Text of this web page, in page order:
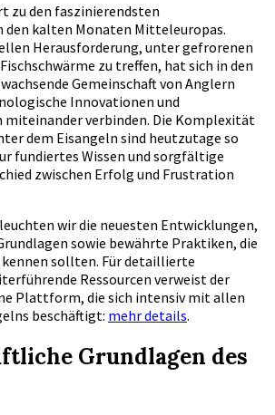
zu den faszinierendsten
den kalten Monaten Mitteleuropas.
Herausforderung, unter gefrorenen
zu treffen, hat sich in den
Gemeinschaft von Anglern
Innovationen und
miteinander verbinden. Die Komplexität
dem Eisangeln sind heutzutage so
fundiertes Wissen und sorgfältige
zwischen Erfolg und Frustration
wir die neuesten Entwicklungen,
sowie bewährte Praktiken, die
sollten. Für detaillierte
Ressourcen verweist der
Plattform, die sich intensiv mit allen
beschäftigt: mehr details.
Grundlagen des